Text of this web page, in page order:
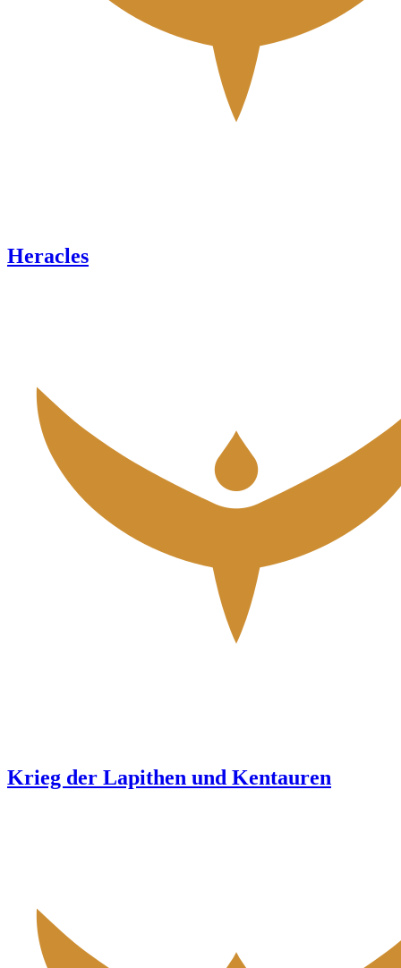
Heracles
Krieg der Lapithen und Kentauren